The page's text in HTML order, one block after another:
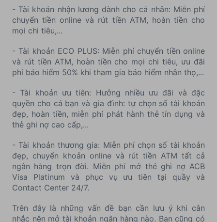
- Tài khoản nhận lương dành cho cá nhân: Miễn phí
chuyển tiền online và rút tiền ATM, hoàn tiền cho
mọi chi tiêu,...
- Tài khoản ECO PLUS: Miễn phí chuyển tiền online
và rút tiền ATM, hoàn tiền cho mọi chi tiêu, ưu đãi
phí bảo hiểm 50% khi tham gia bảo hiểm nhân thọ,...
- Tài khoản ưu tiên: Hưởng nhiều ưu đãi và đặc
quyền cho cả bạn và gia đình: tự chọn số tài khoản
đẹp, hoàn tiền, miễn phí phát hành thẻ tín dụng và
thẻ ghi nợ cao cấp,...
- Tài khoản thương gia: Miễn phí chọn số tài khoản
đẹp, chuyển khoản online và rút tiền ATM tất cả
ngân hàng trọn đời. Miễn phí mở thẻ ghi nợ ACB
Visa Platinum và phục vụ ưu tiên tại quầy và
Contact Center 24/7.
Trên đây là những vấn đề bạn cần lưu ý khi cân
nhắc nên mở tài khoản ngân hàng nào. Bạn cũng có